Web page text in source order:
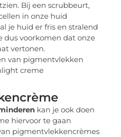
Bij een scrubbeurt,
in onze huid
je huid er fris en stralend
dus voorkomen dat onze
vertonen.
kan je ook doen
hiervoor te gaan
pigmentvlekkencrèmes